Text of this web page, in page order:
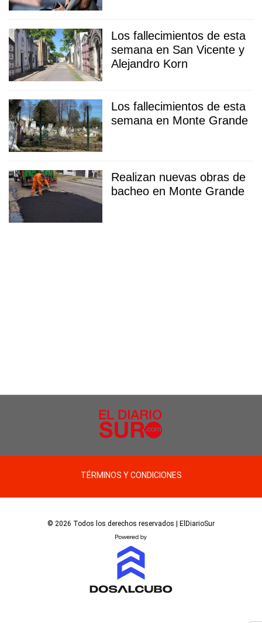
Los fallecimientos de esta
semana en San Vicente y
Alejandro Korn
Los fallecimientos de esta
semana en Monte Grande
Realizan nuevas obras de
bacheo en Monte Grande
TÉRMINOS Y CONDICIONES
© 2026 Todos los derechos reservados | ElDiarioSur